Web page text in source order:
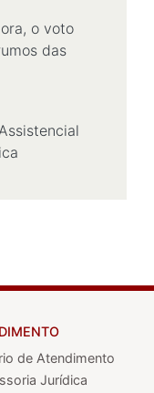
o voto
das
de Atendimento
Jurídica